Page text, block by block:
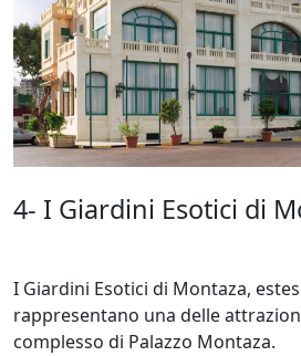
4- I Giardini Esotici di
I Giardini Esotici di Montaza,
rappresentano una delle
complesso di Palazzo Montaza.